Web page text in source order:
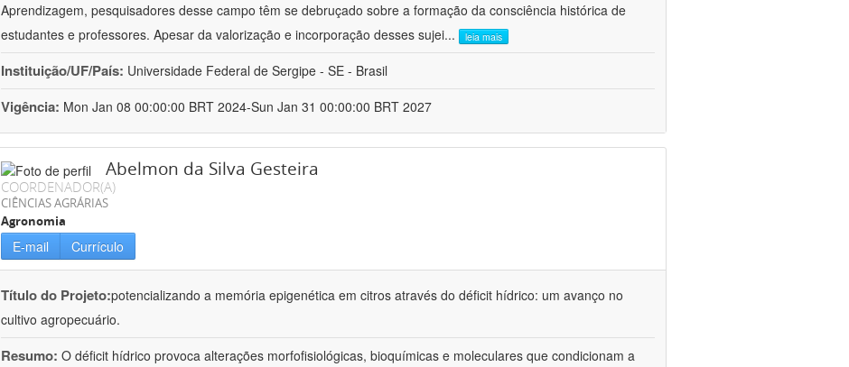
Aprendizagem, pesquisadores desse campo têm se debruçado sobre a formação da consciência histórica de
estudantes e professores. Apesar da valorização e incorporação desses sujei... leia mais
Instituição/UF/País: Universidade Federal de Sergipe - SE - Brasil
Vigência: Mon Jan 08 00:00:00 BRT 2024-Sun Jan 31 00:00:00 BRT 2027
Abelmon da Silva Gesteira
COORDENADOR(A)
CIÊNCIAS AGRÁRIAS
Agronomia
E-mail Currículo
Título do Projeto:potencializando a memória epigenética em citros através do déficit hídrico: um avanço no
cultivo agropecuário.
Resumo: O déficit hídrico provoca alterações morfofisiológicas, bioquímicas e moleculares que condicionam a